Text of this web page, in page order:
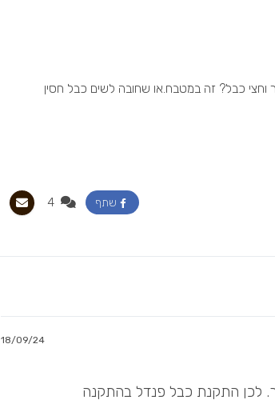
להוסיף מטר וחצי כבל? זה במטבח.או שחובה לשים כבל חסין
שתף
18/09/24
לכן התקנת כבל פנדל בהתקנה